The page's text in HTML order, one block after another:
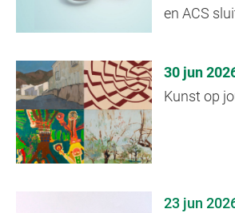
en ACS
30 jun
Kunst op
23 jun